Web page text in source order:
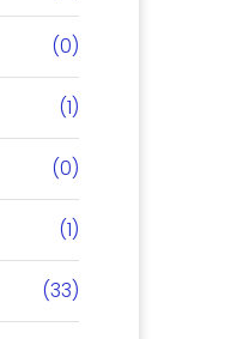
(0)
(1)
(0)
(1)
(33)